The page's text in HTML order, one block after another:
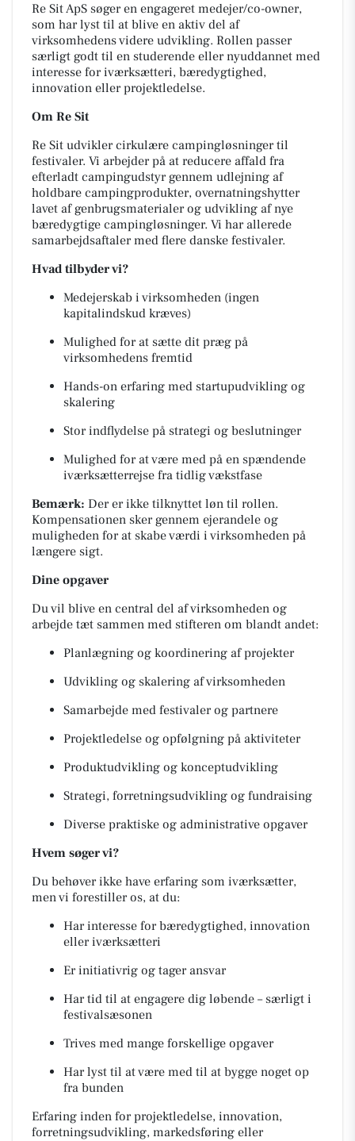
Re Sit ApS søger en engageret medejer/co-owner,
som har lyst til at blive en aktiv del af
virksomhedens videre udvikling. Rollen passer
særligt godt til en studerende eller nyuddannet med
interesse for iværksætteri, bæredygtighed,
innovation eller projektledelse.
Om Re Sit
Re Sit udvikler cirkulære campingløsninger til
festivaler. Vi arbejder på at reducere affald fra
efterladt campingudstyr gennem udlejning af
holdbare campingprodukter, overnatningshytter
lavet af genbrugsmaterialer og udvikling af nye
bæredygtige campingløsninger. Vi har allerede
samarbejdsaftaler med flere danske festivaler.
Hvad tilbyder vi?
Medejerskab i virksomheden (ingen
kapitalindskud kræves)
Mulighed for at sætte dit præg på
virksomhedens fremtid
Hands-on erfaring med startupudvikling og
skalering
Stor indflydelse på strategi og beslutninger
Mulighed for at være med på en spændende
iværksætterrejse fra tidlig vækstfase
Bemærk: Der er ikke tilknyttet løn til rollen.
Kompensationen sker gennem ejerandele og
muligheden for at skabe værdi i virksomheden på
længere sigt.
Dine opgaver
Du vil blive en central del af virksomheden og
arbejde tæt sammen med stifteren om blandt andet:
Planlægning og koordinering af projekter
Udvikling og skalering af virksomheden
Samarbejde med festivaler og partnere
Projektledelse og opfølgning på aktiviteter
Produktudvikling og konceptudvikling
Strategi, forretningsudvikling og fundraising
Diverse praktiske og administrative opgaver
Hvem søger vi?
Du behøver ikke have erfaring som iværksætter,
men vi forestiller os, at du:
Har interesse for bæredygtighed, innovation
eller iværksætteri
Er initiativrig og tager ansvar
Har tid til at engagere dig løbende – særligt i
festivalsæsonen
Trives med mange forskellige opgaver
Har lyst til at være med til at bygge noget op
fra bunden
Erfaring inden for projektledelse, innovation,
forretningsudvikling, markedsføring eller